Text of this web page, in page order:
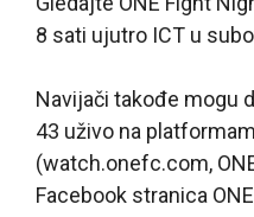
8 sati ujutro ICT u
Navijači takođe mogu
43 uživo na
(watch.onefc.com,
Facebook stranica